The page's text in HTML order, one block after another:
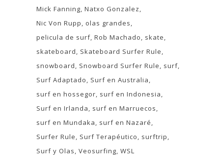
Mick Fanning Natxo Gonzalez
Nic Von Rupp
olas grandes
pelicula de surf Rob Machado
skate
skateboard
Skateboard Surfer Rule
snowboard
Snowboard Surfer Rule
surf
Surf Adaptado
Surf en Australia
surf en hossegor surf en Indonesia
Surf en Irlanda
surf en Marruecos
surf en Mundaka
surf en Nazaré
Surfer Rule
Surf Terapéutico
surftrip
Surf y Olas Veosurfing WSL